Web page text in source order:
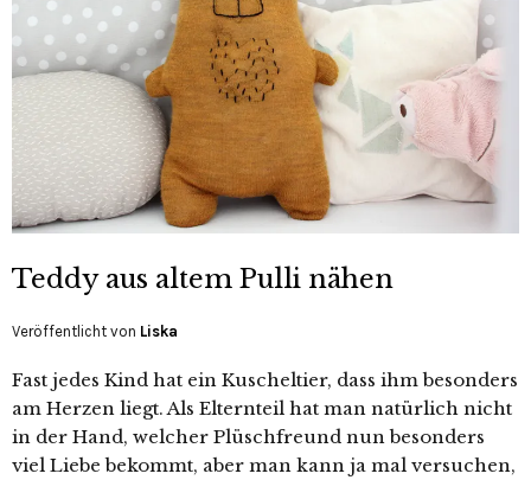
Teddy aus altem Pulli nähen
Veröffentlicht von Liska
Fast jedes Kind hat ein Kuscheltier, dass ihm besonders
am Herzen liegt. Als Elternteil hat man natürlich nicht
in der Hand, welcher Plüschfreund nun besonders
viel Liebe bekommt, aber man kann ja mal versuchen,